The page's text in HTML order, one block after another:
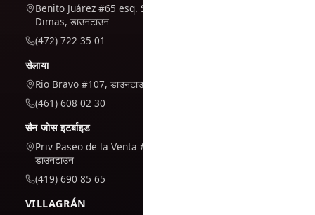
Benito Juárez #65 esq. San
Dimas, डाउनटाउन
(472) 722 35 01
सेलाया
Rio Bravo #107, डाउनटाउन
(461) 608 02 30
सैन जोस इटर्बाइड
Priv Paseo de la Venta #7,
डाउनटाउन
(419) 690 85 65
VILLAGRÁN